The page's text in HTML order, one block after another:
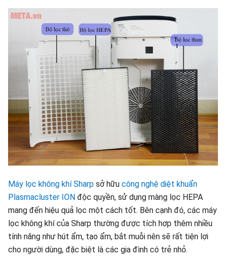
Máy lọc không khí Sharp sở hữu công nghệ diệt khuẩn
Plasmacluster ION độc quyền, sử dụng màng lọc HEPA
mang đến hiệu quả lọc một cách tốt. Bên cạnh đó, các máy
lọc không khí của Sharp thường được tích hợp thêm nhiều
tính năng như hút ẩm, tạo ẩm, bắt muỗi nên sẽ rất tiện lợi
cho người dùng, đặc biệt là các gia đình có trẻ nhỏ.